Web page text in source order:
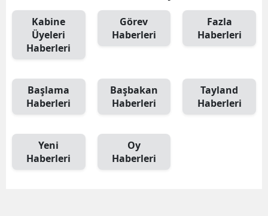
Kabine
Üyeleri
Haberleri
Görev
Haberleri
Fazla
Haberleri
Başlama
Haberleri
Başbakan
Haberleri
Tayland
Haberleri
Yeni
Haberleri
Oy
Haberleri